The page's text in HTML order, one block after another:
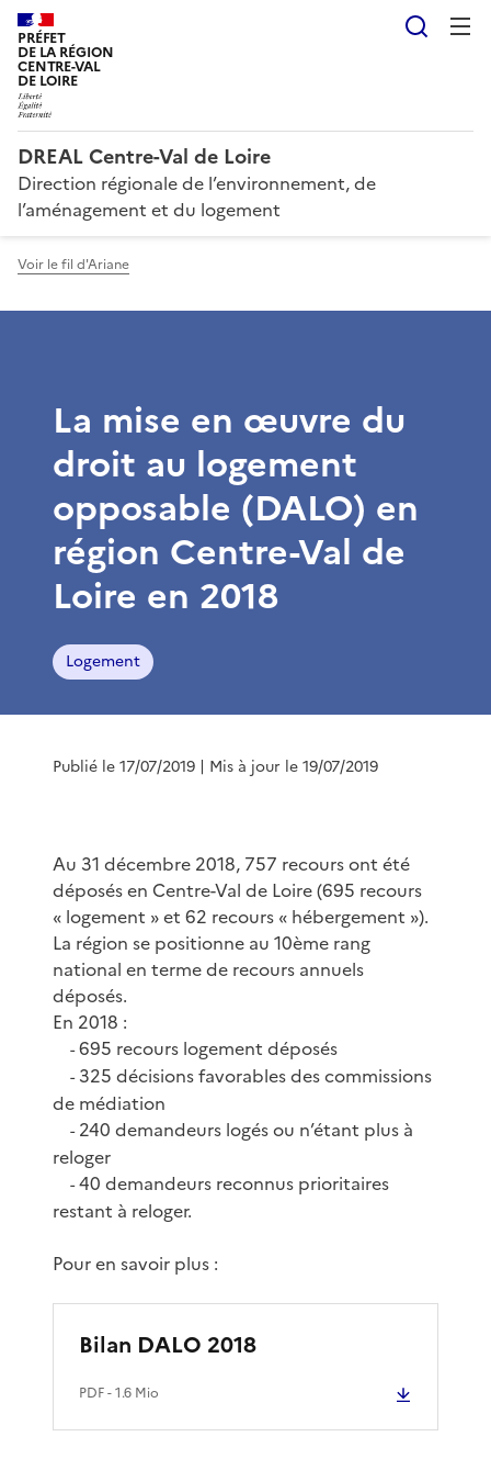
PRÉFET
DE LA RÉGION
CENTRE-VAL
DE LOIRE
DREAL Centre-Val de Loire
Direction régionale de l’environnement, de
l’aménagement et du logement
Voir le fil d'Ariane
La mise en œuvre du
droit au logement
opposable (DALO) en
région Centre-Val de
Loire en 2018
Logement
Publié le 17/07/2019 | Mis à jour le 19/07/2019
Au 31 décembre 2018, 757 recours ont été
déposés en Centre-Val de Loire (695 recours
« logement » et 62 recours « hébergement »).
La région se positionne au 10ème rang
national en terme de recours annuels
déposés.
En 2018 :
-695 recours logement déposés
-325 décisions favorables des commissions
de médiation
-240 demandeurs logés ou n’étant plus à
reloger
-40 demandeurs reconnus prioritaires
restant à reloger.
Pour en savoir plus :
Bilan DALO 2018
PDF- 1.6 Mio